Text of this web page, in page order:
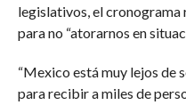
legislativos, el cronograma
para no “atorarnos en
“Mexico está muy lejos de
para recibir a miles de